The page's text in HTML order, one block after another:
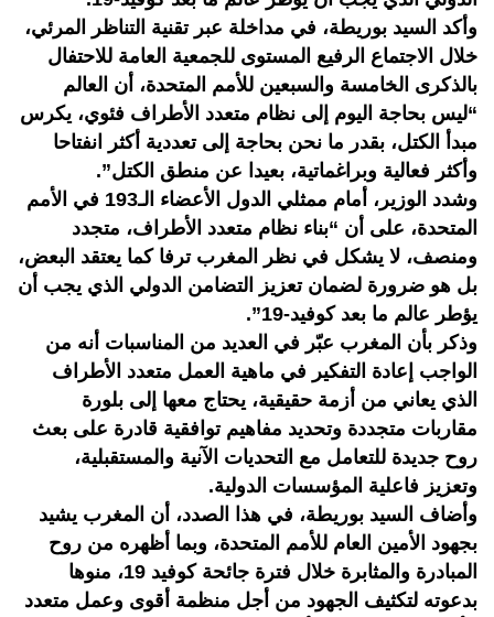
وأكد السيد بوريطة، في مداخلة عبر تقنية التناظر المرئي،
خلال الاجتماع الرفيع المستوى للجمعية العامة للاحتفال
بالذكرى الخامسة والسبعين للأمم المتحدة، أن العالم
“ليس بحاجة اليوم إلى نظام متعدد الأطراف فئوي، يكرس
مبدأ الكتل، بقدر ما نحن بحاجة إلى تعددية أكثر انفتاحا
وأكثر فعالية وبراغماتية، بعيدا عن منطق الكتل”.
وشدد الوزير، أمام ممثلي الدول الأعضاء الـ193 في الأمم
المتحدة، على أن “بناء نظام متعدد الأطراف، متجدد
ومنصف، لا يشكل في نظر المغرب ترفا كما يعتقد البعض،
بل هو ضرورة لضمان تعزيز التضامن الدولي الذي يجب أن
يؤطر عالم ما بعد كوفيد-19”.
وذكر بأن المغرب عبّر في العديد من المناسبات أنه من
الواجب إعادة التفكير في ماهية العمل متعدد الأطراف
الذي يعاني من أزمة حقيقية، يحتاج معها إلى بلورة
مقاربات متجددة وتحديد مفاهيم توافقية قادرة على بعث
روح جديدة للتعامل مع التحديات الآنية والمستقبلية،
وتعزيز فاعلية المؤسسات الدولية.
وأضاف السيد بوريطة، في هذا الصدد، أن المغرب يشيد
بجهود الأمين العام للأمم المتحدة، وبما أظهره من روح
المبادرة والمثابرة خلال فترة جائحة كوفيد 19، منوها
بدعوته لتكثيف الجهود من أجل منظمة أقوى وعمل متعدد